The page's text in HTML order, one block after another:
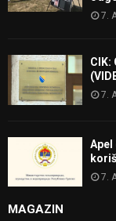
7.
CIK:
7.
7.
MAGAZIN